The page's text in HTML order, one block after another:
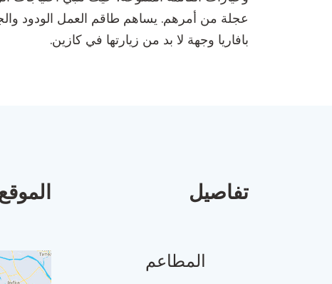
عجلة من أمرهم. يساهم طاقم العمل الودود
بافاريا وجهة لا بد من زيارتها في كازين.
تفاصيل
المطاعم